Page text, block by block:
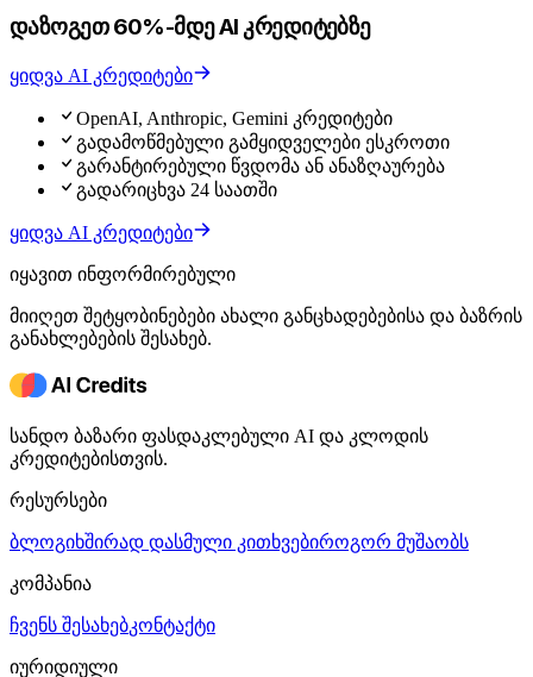
დაზოგეთ 60%-მდე AI კრედიტებზე
ყიდვა AI კრედიტები
OpenAI, Anthropic, Gemini კრედიტები
გადამოწმებული გამყიდველები ესკროთი
გარანტირებული წვდომა ან ანაზღაურება
გადარიცხვა 24 საათში
ყიდვა AI კრედიტები
იყავით ინფორმირებული
მიიღეთ შეტყობინებები ახალი განცხადებებისა და ბაზრის
განახლებების შესახებ.
სანდო ბაზარი ფასდაკლებული AI და კლოდის
კრედიტებისთვის.
რესურსები
ბლოგიხშირად დასმული კითხვებიროგორ მუშაობს
კომპანია
ჩვენს შესახებკონტაქტი
იურიდიული